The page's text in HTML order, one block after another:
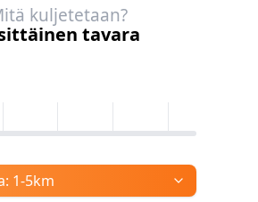
kuljetetaan?
tavara
1-5km